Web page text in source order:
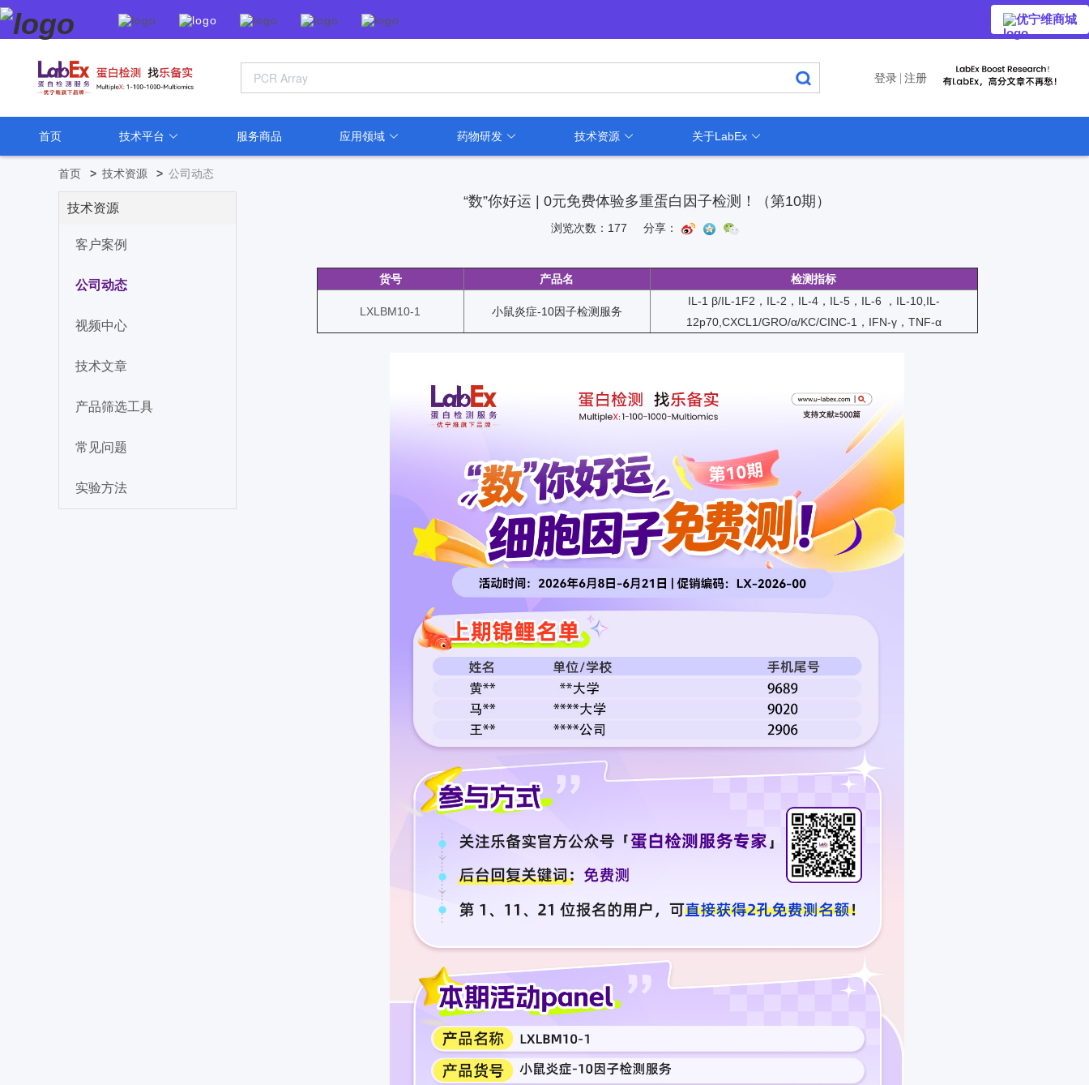
优宁维商城
登录 注册
首页 技术平台 服务商品 应用领域 药物研发 技术资源 关于LabEx
首页 > 技术资源 > 公司动态
技术资源
客户案例
公司动态
视频中心
技术文章
产品筛选工具
常见问题
实验方法
“数”你好运 | 0元免费体验多重蛋白因子检测！（第10期）
浏览次数：177 分享：
货号 产品名 检测指标
LXLBM10-1 小鼠炎症-10因子检测服务
IL-1 β/IL-1F2，IL-2，IL-4，IL-5，IL-6 ，IL-10,IL-
12p70,CXCL1/GRO/α/KC/CINC-1，IFN-γ，TNF-α